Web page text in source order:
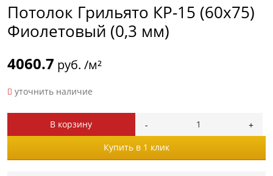
Потолок Грильято КР-15 (60х75)
Фиолетовый (0,3 мм)
4060.7 руб. /м²
уточнить наличие
В корзину
Купить в 1 клик